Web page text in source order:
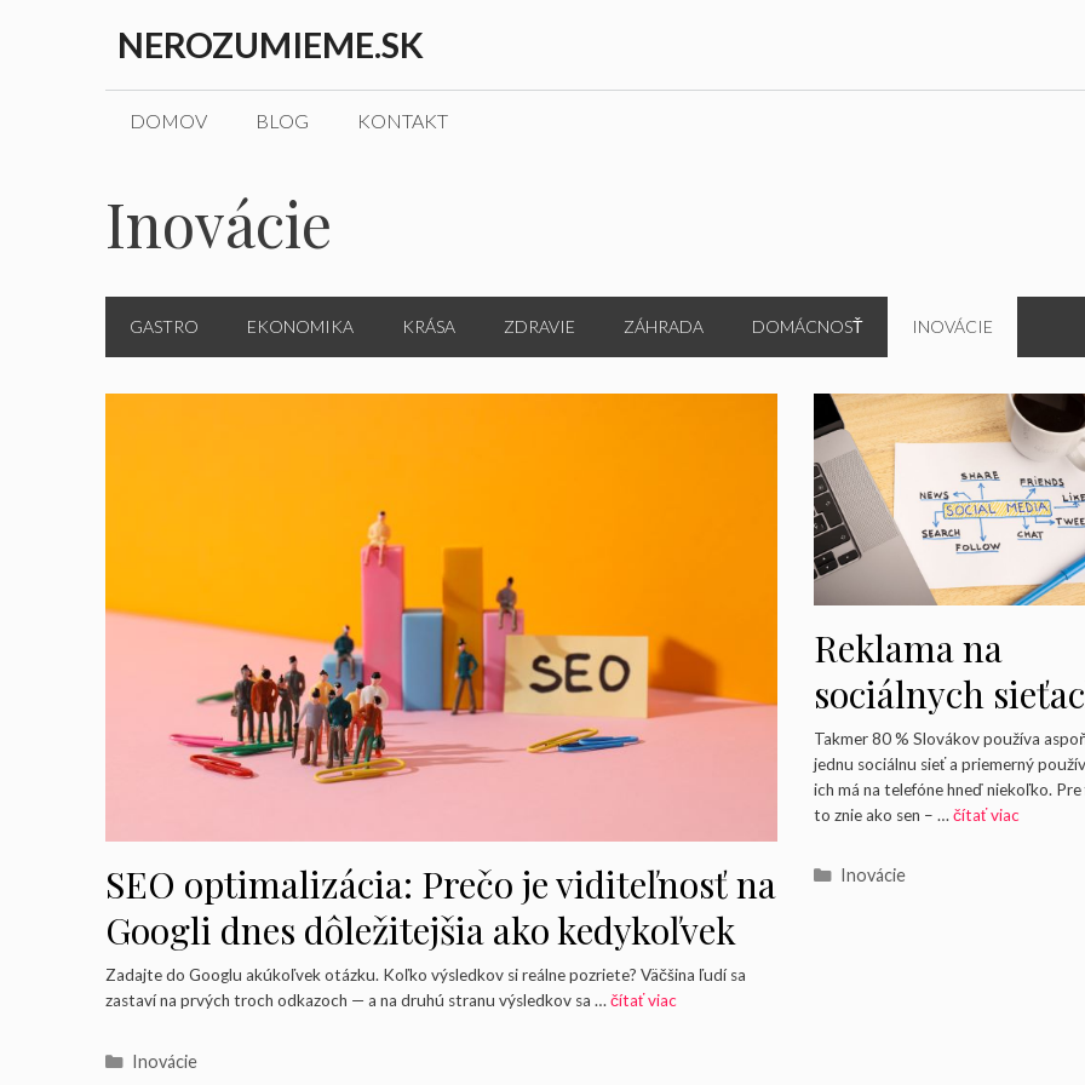
NEROZUMIEME.SK
DOMOV BLOG KONTAKT
Inovácie
GASTRO EKONOMIKA KRÁSA ZDRAVIE ZÁHRADA DOMÁCNOSŤ INOVÁCIE
SEO optimalizácia: Prečo je viditeľnosť na
Googli dnes dôležitejšia ako kedykoľvek
predtým — a čo s tým
Zadajte do Googlu akúkoľvek otázku. Koľko výsledkov si reálne pozriete? Väčšina ľudí sa
zastaví na prvých troch odkazoch — a na druhú stranu výsledkov sa … čítať viac
Kategórie
Inovácie
Reklama na
sociálnych
Kde minúť
aby sa vám to
naozaj vrátilo?
Takmer 80 % Slovákov používa
jednu sociálnu sieť a priemerný
ich má na telefóne hneď niekoľko.
to znie ako sen – … čítať viac
Kategórie
Inovácie